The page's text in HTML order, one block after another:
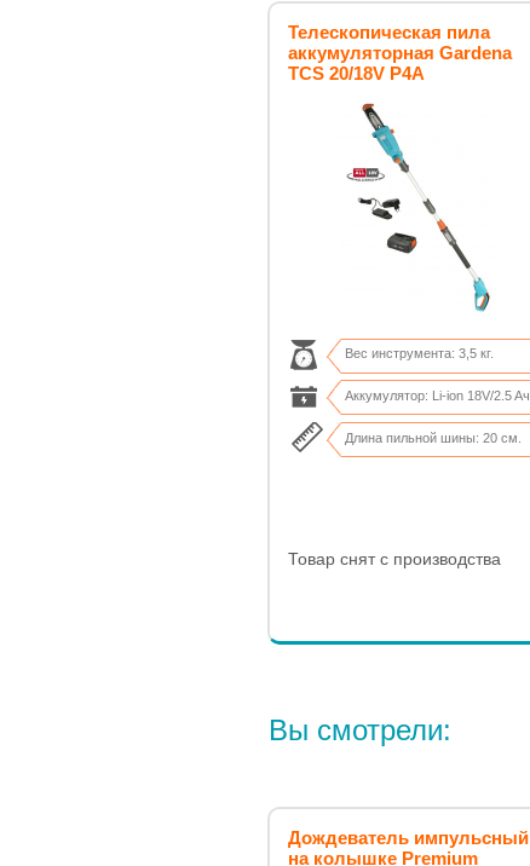
Телескопическая пила
аккумуляторная Gardena
TCS 20/18V P4A
Вес инструмента: 3,5 кг.
Аккумулятор: Li-ion 18V/2.5 Aч
Длина пильной шины: 20 см.
Товар снят с производства
Вы смотрели:
Дождеватель импульсный
на колышке Premium